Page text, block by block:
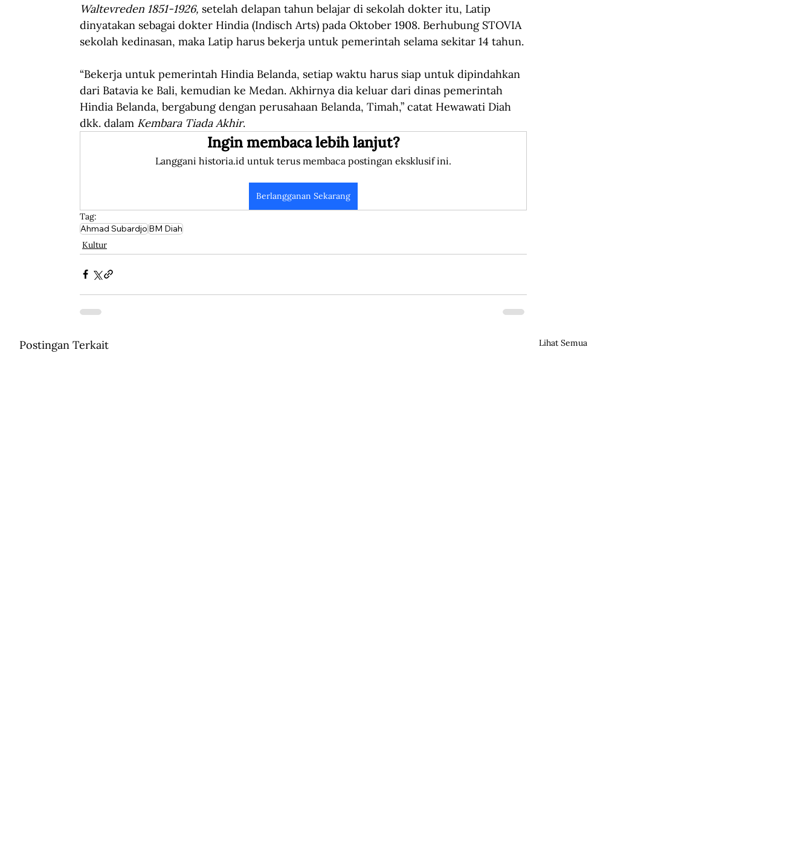
Waltevreden 1851-1926, setelah delapan tahun belajar di sekolah dokter itu, Latip
dinyatakan sebagai dokter Hindia (Indisch Arts) pada Oktober 1908. Berhubung STOVIA
sekolah kedinasan, maka Latip harus bekerja untuk pemerintah selama sekitar 14 tahun.
“Bekerja untuk pemerintah Hindia Belanda, setiap waktu harus siap untuk dipindahkan
dari Batavia ke Bali, kemudian ke Medan. Akhirnya dia keluar dari dinas pemerintah
Hindia Belanda, bergabung dengan perusahaan Belanda, Timah,” catat Hewawati Diah
dkk. dalam Kembara Tiada Akhir.
Ingin membaca lebih lanjut?
Langgani historia.id untuk terus membaca postingan eksklusif ini.
Berlangganan Sekarang
Tag:
Ahmad SubardjoBM Diah
Kultur
Postingan Terkait Lihat Semua